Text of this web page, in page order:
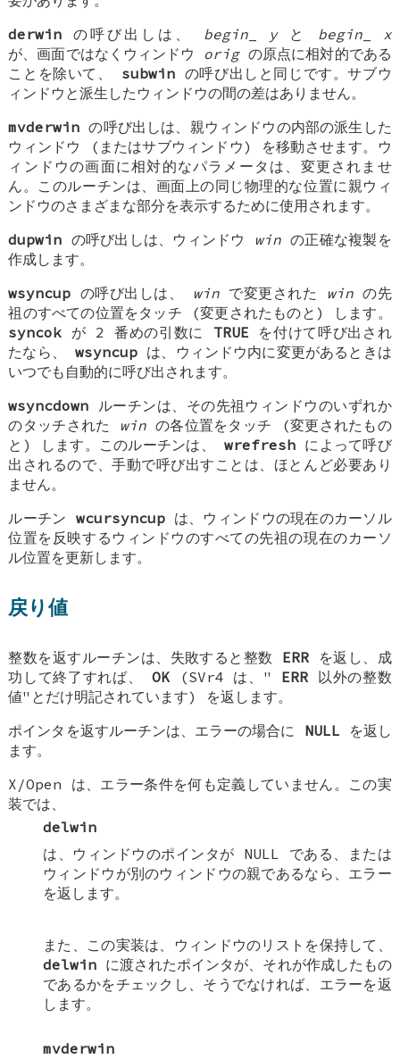
derwin の呼び出しは、 begin_ yと begin_
x
が、画面ではなくウィンドウ origの原点に相対的である
ことを除いて、 subwin の呼び出しと同じです。サブウ
ィンドウと派生したウィンドウの間の差はありません。
mvderwin の呼び出しは、親ウィンドウの内部の派生した
ウィンドウ (またはサブウィンドウ) を移動させます。ウ
ィンドウの画面に相対的なパラメータは、変更されませ
ん。このルーチンは、画面上の同じ物理的な位置に親ウィ
ンドウのさまざまな部分を表示するために使用されます。
dupwin の呼び出しは、ウィンドウ winの正確な複製を
作成します。
wsyncup の呼び出しは、 winで変更された winの先
祖のすべての位置をタッチ (変更されたものと) します。
syncok が 2 番めの引数に TRUE を付けて呼び出され
たなら、wsyncup は、ウィンドウ内に変更があるときは
いつでも自動的に呼び出されます。
wsyncdown ルーチンは、その先祖ウィンドウのいずれか
のタッチされた winの各位置をタッチ (変更されたもの
と) します。このルーチンは、wrefresh によって呼び
出されるので、手動で呼び出すことは、ほとんど必要あり
ません。
ルーチン wcursyncupは、ウィンドウの現在のカーソル
位置を反映するウィンドウのすべての先祖の現在のカーソ
ル位置を更新します。
戻り値
整数を返すルーチンは、失敗すると整数 ERR を返し、成
功して終了すれば、 OK (SVr4 は、" ERR 以外の整数
値"とだけ明記されています) を返します。
ポインタを返すルーチンは、エラーの場合に NULL を返し
ます。
X/Open は、エラー条件を何も定義していません。この実
装では、
delwin
は、ウィンドウのポインタが NULL である、または
ウィンドウが別のウィンドウの親であるなら、エラー
を返します。
また、この実装は、ウィンドウのリストを保持して、
delwin に渡されたポインタが、それが作成したもの
であるかをチェックし、そうでなければ、エラーを返
します。
mvderwin